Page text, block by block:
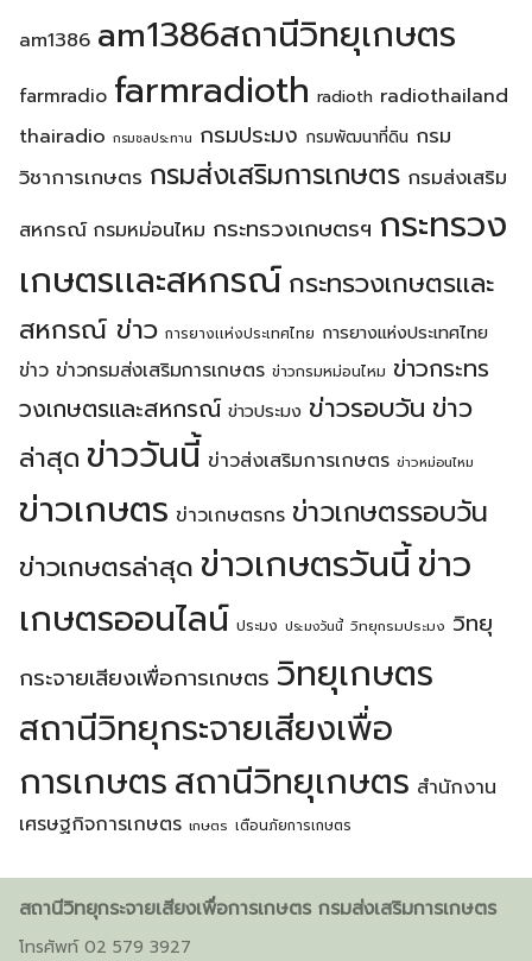
am1386 am1386สถานีวิทยุเกษตร
farmradio farmradioth radioth radiothailand
thairadio กรมชลประทาน กรมประมง กรมพัฒนาที่ดิน กรม
วิชาการเกษตร กรมส่งเสริมการเกษตร กรมส่งเสริม
สหกรณ์ กรมหม่อนไหม กระทรวงเกษตรฯ กระทรวง
เกษตรเเละสหกรณ์ กระทรวงเกษตรเเละ
สหกรณ์ ข่าว การยางเเห่งประเทศไทย การยางแห่งประเทศไทย
ข่าว ข่าวกรมส่งเสริมการเกษตร ข่าวกรมหม่อนไหม ข่าวกระทร
วงเกษตรเเละสหกรณ์ ข่าวประมง ข่าวรอบวัน ข่าว
ล่าสุด ข่าววันนี้ ข่าวส่งเสริมการเกษตร ข่าวหม่อนไหม
ข่าวเกษตร ข่าวเกษตรกร ข่าวเกษตรรอบวัน
ข่าวเกษตรล่าสุด ข่าวเกษตรวันนี้ ข่าว
เกษตรออนไลน์ ประมง ประมงวันนี้ วิทยุกรมประมง วิทยุ
กระจายเสียงเพื่อการเกษตร วิทยุเกษตร
สถานีวิทยุกระจายเสียงเพื่อ
การเกษตรสถานีวิทยุเกษตร สำนักงาน
เศรษฐกิจการเกษตร เกษตร เตือนภัยการเกษตร
สถานีวิทยุกระจายเสียงเพื่อการเกษตร กรมส่งเสริมการเกษตร
โทรศัพท์ 02 579 3927